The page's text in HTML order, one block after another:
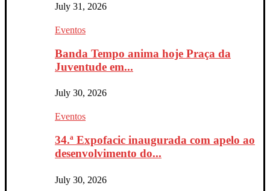
July 31, 2026
Eventos
Banda Tempo anima hoje Praça da
Juventude em...
July 30, 2026
Eventos
34.ª Expofacic inaugurada com apelo ao
desenvolvimento do...
July 30, 2026